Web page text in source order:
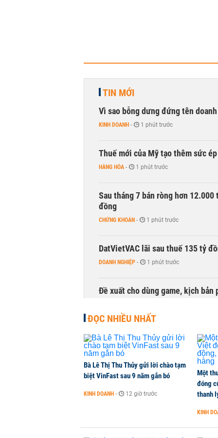
TIN MỚI
Vì sao bỗng dưng đứng tên
KINH DOANH - 1 phút trước
Thuế mới của Mỹ tạo thêm sức
HÀNG HÓA - 1 phút trước
Sau tháng 7 bán ròng hơn
đồng
CHỨNG KHOÁN - 1 phút trước
DatVietVAC lãi sau thuế 135 tỷ
DOANH NGHIỆP - 1 phút trước
Đề xuất cho dùng game, kịch bản
ĐỌC NHIỀU NHẤT
Bà Lê Thị Thu Thủy gửi lời chào tạm
biệt VinFast sau 9 năm gắn bó
KINH DOANH - 12 giờ trước
Một
đóng
thanh
KINH